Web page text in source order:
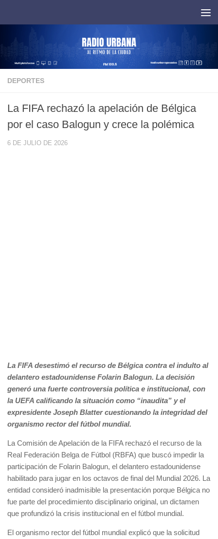
DEPORTES
La FIFA rechazó la apelación de Bélgica
por el caso Balogun y crece la polémica
6 DE JULIO DE 2026
La FIFA desestimó el recurso de Bélgica contra el indulto al
delantero estadounidense Folarin Balogun. La decisión
generó una fuerte controversia política e institucional, con
la UEFA calificando la situación como “inaudita” y el
expresidente Joseph Blatter cuestionando la integridad del
organismo rector del fútbol mundial.
La Comisión de Apelación de la FIFA rechazó el recurso de la
Real Federación Belga de Fútbol (RBFA) que buscó impedir la
participación de Folarin Balogun, el delantero estadounidense
habilitado para jugar en los octavos de final del Mundial 2026. La
entidad consideró inadmisible la presentación porque Bélgica no
fue parte del procedimiento disciplinario original, un dictamen
que profundizó la crisis institucional en el fútbol mundial.
El organismo rector del fútbol mundial explicó que la solicitud